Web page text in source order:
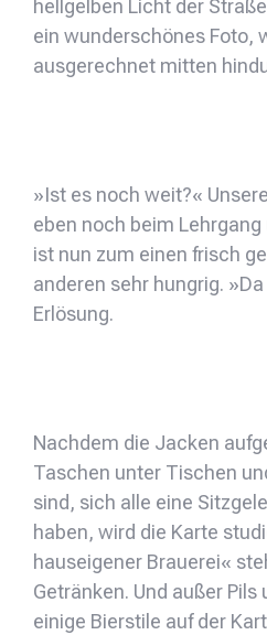
hellgelben Licht der
ein wunderschönes Foto,
ausgerechnet mitten
»Ist es noch weit?«
eben noch beim
ist nun zum einen frisch
anderen sehr hungrig.
Erlösung.
Nachdem die Jacken
Taschen unter Tischen
sind, sich alle eine
haben, wird die Karte
hauseigener Brauerei«
Getränken. Und außer Pils
einige Bierstile auf der